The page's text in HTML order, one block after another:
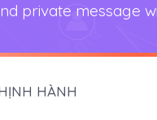
private message
HÀNH